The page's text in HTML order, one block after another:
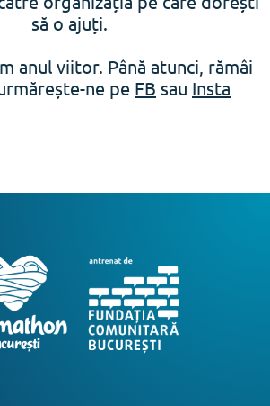
să o ajuți.
anul viitor. Până atunci, rămâi
ne pe FB sau Insta